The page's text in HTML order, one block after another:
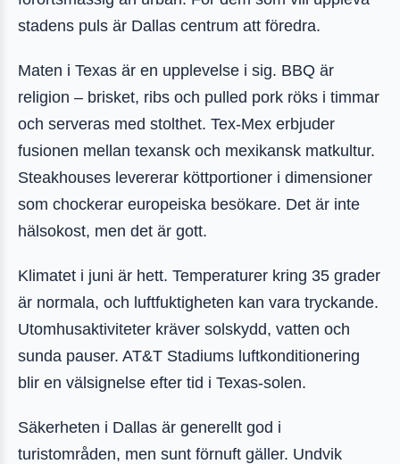
stadens puls är Dallas centrum att föredra.
Maten i Texas är en upplevelse i sig. BBQ är
religion – brisket, ribs och pulled pork röks i timmar
och serveras med stolthet. Tex-Mex erbjuder
fusionen mellan texansk och mexikansk matkultur.
Steakhouses levererar köttportioner i dimensioner
som chockerar europeiska besökare. Det är inte
hälsokost, men det är gott.
Klimatet i juni är hett. Temperaturer kring 35 grader
är normala, och luftfuktigheten kan vara tryckande.
Utomhusaktiviteter kräver solskydd, vatten och
sunda pauser. AT&T Stadiums luftkonditionering
blir en välsignelse efter tid i Texas-solen.
Säkerheten i Dallas är generellt god i
turistområden, men sunt förnuft gäller. Undvik